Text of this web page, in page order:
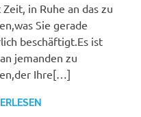
Zeit, in Ruhe an das zu
Sie gerade
beschäftigt.Es ist
jemanden zu
Ihre[…]